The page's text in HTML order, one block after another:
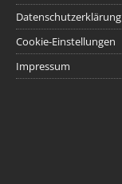
Datenschutzerklärung
Cookie-Einstellungen
Impressum